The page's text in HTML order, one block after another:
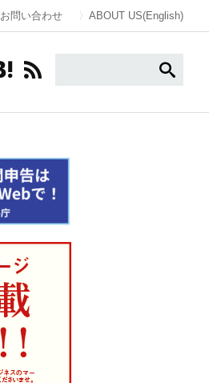
お問い合わせ ABOUT US(English)